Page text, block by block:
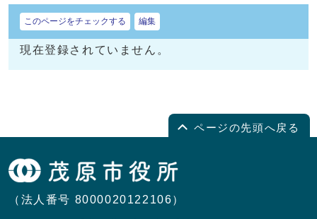
このページをチェックする 編集
現在登録されていません。
ページの先頭へ戻る
（法人番号 8000020122106）